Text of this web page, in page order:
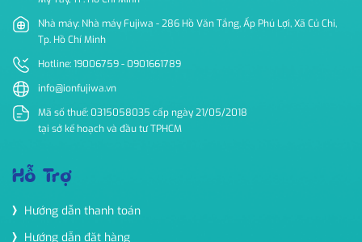
Nhà máy: Nhà máy Fujiwa - 286 Hồ Văn Tắng, Ấp Phú Lợi, Xã Củ Chi,
Tp. Hồ Chí Minh
Hotline: 19006759 - 0901661789
info@ionfujiwa.vn
Mã số thuế: 0315058035 cấp ngày 21/05/2018
tại sở kế hoạch và đầu tư TPHCM
Hỗ Trợ
Hướng dẫn thanh toán
Hướng dẫn đặt hàng